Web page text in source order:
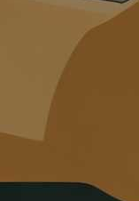
讲好广货故事，传播乡
全省30强。